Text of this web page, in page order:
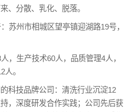
、分散、乳化、脱落。
苏州市相城区望亭镇迎湖路19号，
，生产技术60人，品质管理4人，
。
科技品牌公司：清洗行业沉淀12
，深度研发合作实践；公司先后获